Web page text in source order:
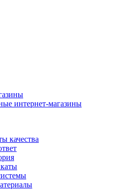
интернет-магазины
качества